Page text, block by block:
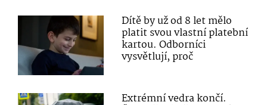
Dítě by už od 8 let mělo
platit svou vlastní platební
kartou. Odborníci
vysvětlují, proč
Extrémní vedra končí.